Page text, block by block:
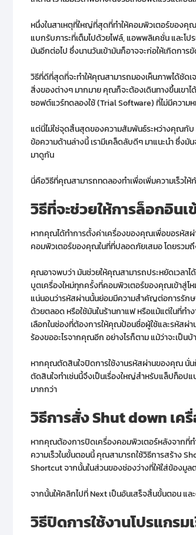
หนึ่งในสาเหตุที่ใหญ่ที่สุดที่ทำให้คอมพิวเตอร์ของ
แบกรับภาระที่เต็มไปด้วยไฟล์, แอพพลิเคชั่น และโ
มันอีกต่อไป ซึ่งนานวันเข้ามันก็อาจจะก่อให้เกิดก
วิธีที่ดีที่สุดที่จะทำให้คุณสามารถมองเห็นภาพได้ชัด
สิ่งของต่างๆ มากมาย คุณก็จะต้องเดินทางขึ้นเขา
ซอฟต์แวร์ทดลองใช้ (Trial Software) ที่ไม่มีความ
แต่นี่ไม่ใช่จุดสิ้นสุดของความสัมพันธ์ระหว่างคุณกับ
ข้อความด้านล่างนี้ เรามีเคล็ดลับดีๆ มาแนะนำ ซึ่
มาดูกัน
นี่คือวิธีที่คุณสามารถทดลองทำเพื่อเพิ่มความเร็วใ
วิธีที่จะช่วยให้การล็อกอินเ
หากคุณได้ทำการตั้งค่าเครื่องของคุณเพื่อขอรหัสผ่
คอมพิวเตอร์ของคุณในที่ที่ปลอดภัยเสมอ โดยรว
คุณอาจพบว่า มันช่วยให้คุณสามารถประหยัดเวลา
บูตเครื่องใหม่ทุกครั้งที่คอมพิวเตอร์ของคุณเข้าสู่โ
แน่นอนว่ารหัสผ่านนั้นย่อมมีความสำคัญต่อการรัก
ด้วยตลอด หรือใช้มันในร้านกาแฟ หรือแม้แต่ในที่ท
เลือกในช่องที่ต้องการให้คุณป้อนชื่อผู้ใช้และรหัสผ่
ร้องขออะไรจากคุณอีก อย่างไรก็ตาม แม้ว่าจะเป็
หากคุณตัดสินใจปิดการใช้งานรหัสผ่านของคุณ นั่นก็
ตัดสินใจทำเช่นนี้จึงเป็นเรื่องใหญ่สำหรับแล็ปท็อ
มากกว่า
วิธีการสั่งShut downเค
หากคุณต้องการปิดเครื่องคอมพิวเตอร์หลังจากที่
ความเร็วในขั้นตอนนี้ คุณสามารถใช้วิธีการสร้าง
Shortcut จากนั้นในส่วนของช่องว่างที่ให้ใส่ข้องมู
จากนั้นให้คลิกไปที่ Next เป็นอันเสร็จสิ้นขั้นตอน
วิธีปิดการใช้งานโปรแกรม